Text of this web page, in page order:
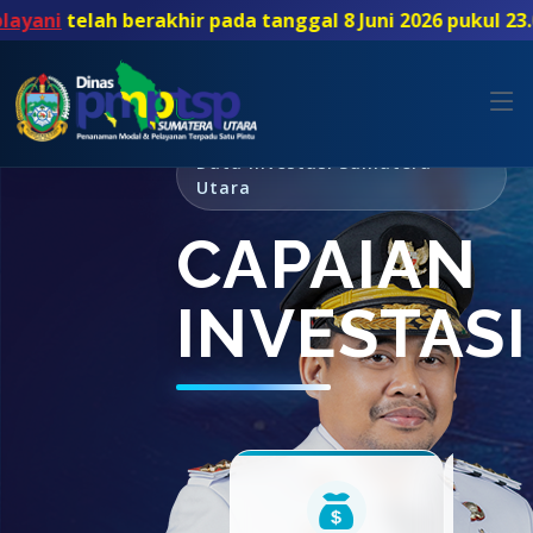
berakhir pada tanggal 8 Juni 2026 pukul 23.00 WIB
Data Investasi Sumatera
Utara
CAPAIAN
INVESTASI